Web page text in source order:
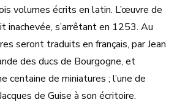
volumes écrits en latin. L’œuvre de
inachevée, s’arrêtant en 1253. Au
seront traduits en français, par Jean
des ducs de Bourgogne, et
centaine de miniatures ; l’une de
de Guise à son écritoire.